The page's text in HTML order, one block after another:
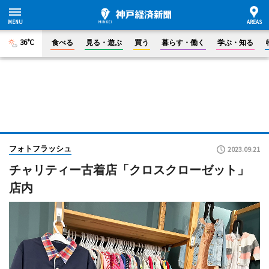
36°C 食べる 見る・遊ぶ 買う 暮らす・働く 学ぶ・知る
フォトフラッシュ 2023.09.21
チャリティー古着店「クロスクローゼット」
店内